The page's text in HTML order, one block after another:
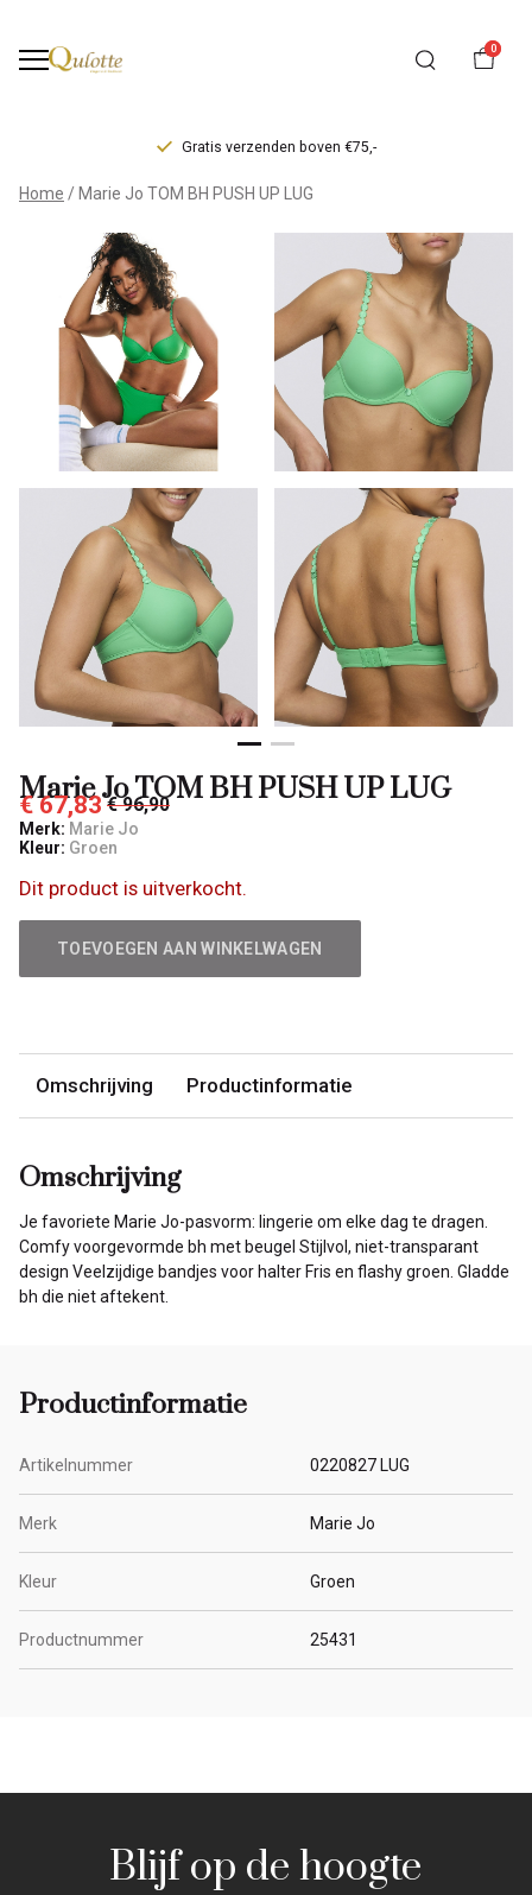
0
Gratis verzenden boven €75,-
Marie
TOM
BH
PUSH
UP
LUG
Qulotte
Home Marie Jo TOM BH PUSH UP LUG
Marie Jo TOM BH PUSH UP LUG
€ 67,83 € 96,90
Merk: Marie Jo
Kleur: Groen
Dit product is uitverkocht.
TOEVOEGEN AAN WINKELWAGEN
Omschrijving Productinformatie
Omschrijving
Je favoriete Marie Jo-pasvorm: lingerie om elke dag te dragen.
Comfy voorgevormde bh met beugel Stijlvol, niet-transparant
design Veelzijdige bandjes voor halter Fris en flashy groen. Gladde
bh die niet aftekent.
Productinformatie
Artikelnummer 0220827 LUG
Merk Marie Jo
Kleur Groen
Productnummer 25431
Blijf op de hoogte